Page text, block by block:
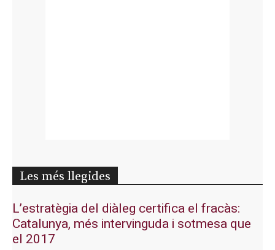
Les més llegides
L’estratègia del diàleg certifica el fracàs:
Catalunya, més intervinguda i sotmesa que
el 2017